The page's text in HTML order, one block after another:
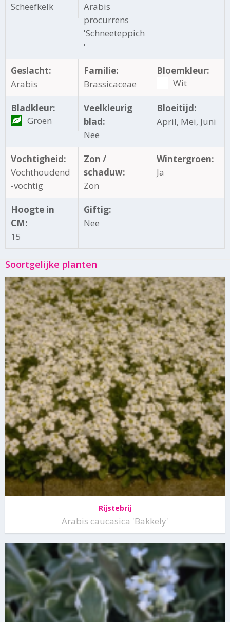
Scheefkelk
Arabis
procurrens
'Schneeteppich
'
Geslacht:
Arabis
Familie:
Brassicaceae
Bloemkleur:
Wit
Bladkleur:
Groen
Veelkleurig
blad:
Nee
Bloeitijd:
April, Mei, Juni
Vochtigheid:
Vochthoudend
-vochtig
Zon /
schaduw:
Zon
Wintergroen:
Ja
Hoogte in
CM:
15
Giftig:
Nee
Soortgelijke planten
Rijstebrij
Arabis caucasica 'Bakkely'